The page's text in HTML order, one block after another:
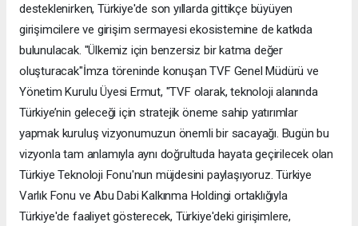
desteklenirken, Türkiye'de son yıllarda gittikçe büyüyen
girişimcilere ve girişim sermayesi ekosistemine de katkıda
bulunulacak. "Ülkemiz için benzersiz bir katma değer
oluşturacak"İmza töreninde konuşan TVF Genel Müdürü ve
Yönetim Kurulu Üyesi Ermut, "TVF olarak, teknoloji alanında
Türkiye’nin geleceği için stratejik öneme sahip yatırımlar
yapmak kuruluş vizyonumuzun önemli bir sacayağı. Bugün bu
vizyonla tam anlamıyla aynı doğrultuda hayata geçirilecek olan
Türkiye Teknoloji Fonu'nun müjdesini paylaşıyoruz. Türkiye
Varlık Fonu ve Abu Dabi Kalkınma Holdingi ortaklığıyla
Türkiye'de faaliyet gösterecek, Türkiye'deki girişimlere,